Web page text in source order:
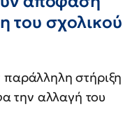
του σχολικού
στήριξη
την αλλαγή του